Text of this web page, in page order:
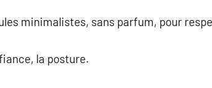
minimalistes, sans parfum, pour
la posture.